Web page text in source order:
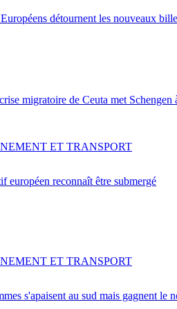
détournent les nouveaux
migratoire de Ceuta met Schengen
européen reconnaît être submergé
ET TRANSPORT
s'apaisent au sud mais gagnent le
ET TRANSPORT